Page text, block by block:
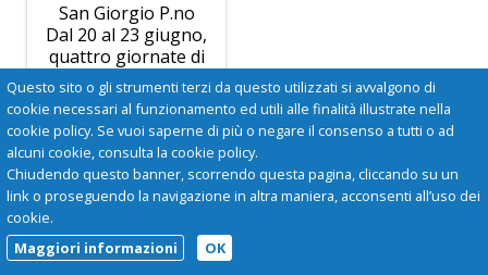
San Giorgio P.no
Dal 20 al 23 giugno,
quattro giornate di
festa alla sede della
Pubblica Assistenza di
San Giorgio P.ino.
Questo sito o gli strumenti terzi da questo utilizzati si avvalgono di
cookie necessari al funzionamento ed utili alle finalità illustrate nella
cookie policy. Se vuoi saperne di più o negare il consenso a tutti o ad
alcuni cookie, consulta la cookie policy.
Chiudendo questo banner, scorrendo questa pagina, cliccando su un
link o proseguendo la navigazione in altra maniera, acconsenti all’uso dei
cookie.
Maggiori informazioni
OK